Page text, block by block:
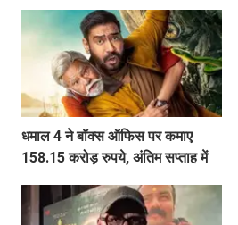
धमाल 4 ने बॉक्स ऑफिस पर कमाए
158.15 करोड़ रुपये, अंतिम सप्ताह में